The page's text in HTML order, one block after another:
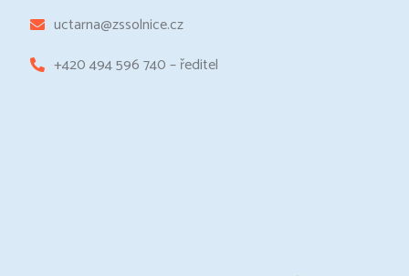
uctarna@zssolnice.cz
+420 494 596 740 – ředitel